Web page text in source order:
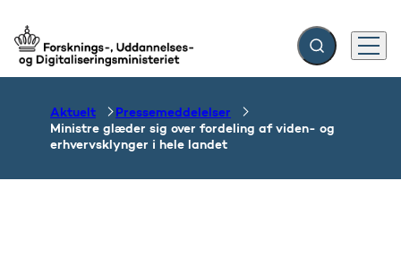
Gå til forsiden Fold søgefelt ud
Menu
Aktuelt
Pressemeddelelser
Ministre glæder sig over fordeling af viden- og
erhvervsklynger i hele landet